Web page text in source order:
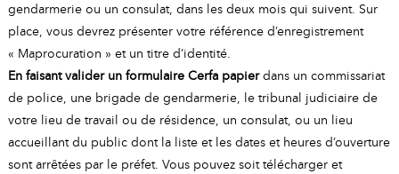
gendarmerie ou un consulat, dans les deux mois qui suivent. Sur
place, vous devrez présenter votre référence d’enregistrement
« Maprocuration » et un titre d’identité.
En faisant valider un formulaire Cerfa papierdans un commissariat
de police, une brigade de gendarmerie, le tribunal judiciaire de
votre lieu de travail ou de résidence, un consulat, ou un lieu
accueillant du public dont la liste et les dates et heures d’ouverture
sont arrêtées par le préfet. Vous pouvez soit télécharger et